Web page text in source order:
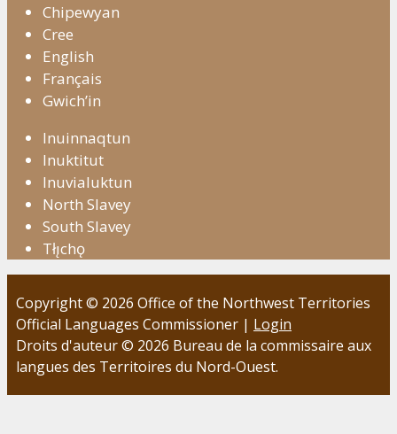
Chipewyan
Cree
English
Français
Gwich’in
Inuinnaqtun
Inuktitut
Inuvialuktun
North Slavey
South Slavey
Tłı̨chǫ
Copyright © 2026 Office of the Northwest Territories
Official Languages Commissioner | Login
Droits d'auteur © 2026 Bureau de la commissaire aux
langues des Territoires du Nord-Ouest.